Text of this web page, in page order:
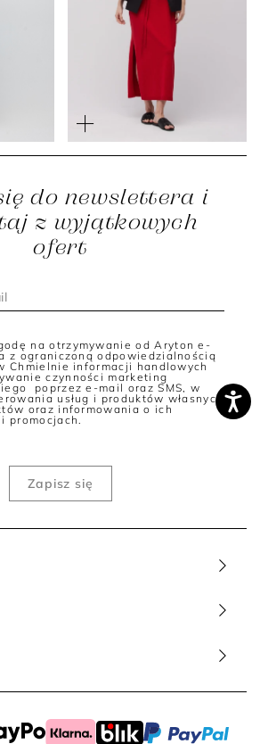
z
Czerwona sukienka midi z
jedwabiem
1 199 zł
do newslettera i
z wyjątkowych
ofert
na otrzymywanie od Aryton e-
z ograniczoną odpowiedzialnością
Chmielnie informacji handlowych
czynności marketing
poprzez e-mail oraz SMS, w
usług i produktów własnych
oraz informowania o ich
promocjach.